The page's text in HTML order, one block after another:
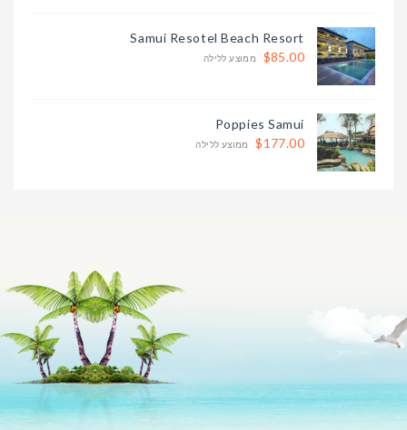
Samui Resotel Beach Resort
$85.00
ממוצע ללילה
Poppies Samui
$177.00
ממוצע ללילה